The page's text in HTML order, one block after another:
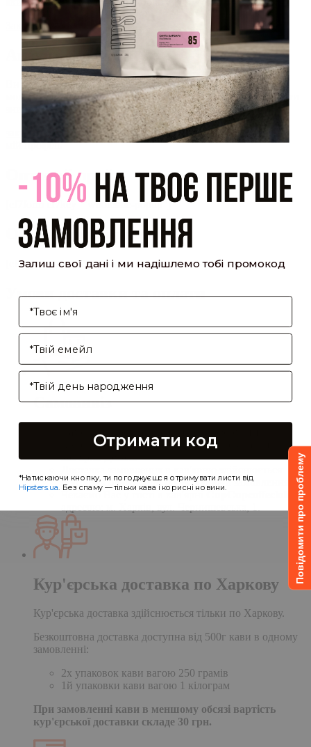
Повідомити про проблему
Закрити
Акаунт створено
Ви зареєструвалися на сайті Hipster.coffeeroasters і вже
можете користуватися особистим кабінетом, щоб отримувати
знижки та відстежувати історію замовлень!
мій профіль
Оптовий прайс
[cf7form cf7key="wholesale-popup"]
Обсмажування кави
[cf7form cf7key="roasting-popup"]
Умови доставки та оплати
Самовивіз
Самовивіз дає Вам можливість оформити
замовлення на сайті, а забрати його в нашій
кав'ярні. Деталі:
протягом однієї доби після обробки замовлення;
Чекаємо Вас у гості в кав'ярні
за
Кур'єрська доставка по Харкову
Кур'єрська доставка здійснюється тільки по Харкову.
Безкоштовна доставка доступна від 500г кави в одному
замовленні:
2х упаковок кави вагою 250 грамів
1й упаковки кави вагою 1 кілограм
При замовленні кави в меншому обсязі вартість
кур'єрської доставки складе 30 грн.
Залиш свої дані і ми надішлемо тобі промокод
І'мя
Enter your email address
Birthday
Отримати код
*Натискаючи кнопку, ти погоджуєшся отримувати листи від
Hipsters.ua. Без спаму — тільки кава і корисні новини.